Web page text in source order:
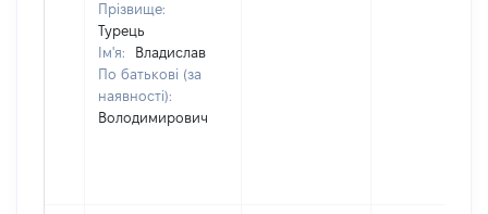
Прізвище:
Турець
Ім'я:
Владислав
По батькові (за
наявності):
Володимирович